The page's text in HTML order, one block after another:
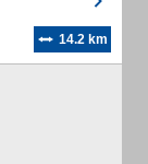
14.2 km